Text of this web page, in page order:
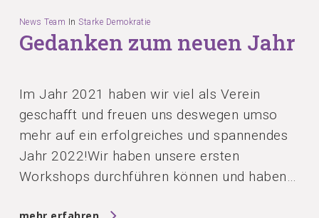
News Team InStarke Demokratie
Gedanken zum neuen Jahr
Im Jahr 2021 haben wir viel als Verein
geschafft und freuen uns deswegen umso
mehr auf ein erfolgreiches und spannendes
Jahr 2022!Wir haben unsere ersten
Workshops durchführen können und haben…
mehr erfahren